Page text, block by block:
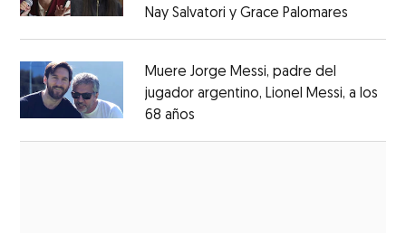
Nay Salvatori y Grace Palomares
Muere Jorge Messi, padre del
jugador argentino, Lionel Messi, a los
68 años